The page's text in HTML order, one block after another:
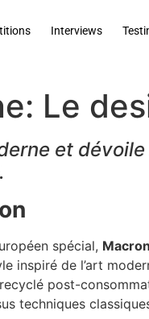
Interviews
Le
et
spécial, Macron
inspiré de l’art
post-
techniques